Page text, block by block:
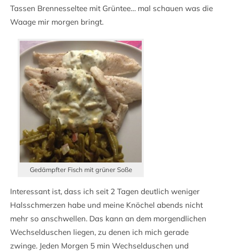
Tassen Brennesseltee mit Grüntee… mal schauen was die
Waage mir morgen bringt.
Gedämpfter Fisch mit grüner Soße
Interessant ist, dass ich seit 2 Tagen deutlich weniger
Halsschmerzen habe und meine Knöchel abends nicht
mehr so anschwellen. Das kann an dem morgendlichen
Wechselduschen liegen, zu denen ich mich gerade
zwinge. Jeden Morgen 5 min Wechselduschen und